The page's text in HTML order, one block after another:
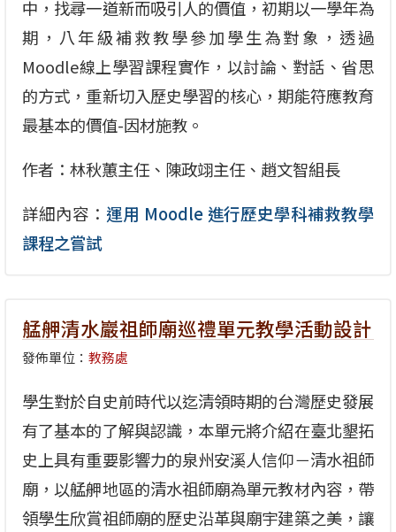
中，找尋一道新而吸引人的價值，初期以一學年為
期，八年級補救教學參加學生為對象，透過
Moodle線上學習課程實作，以討論、對話、省思
的方式，重新切入歷史學習的核心，期能符應教育
最基本的價值-因材施教。
作者：林秋蕙主任、陳政翊主任、趙文智組長
詳細內容： 運用 Moodle 進行歷史學科補救教學
課程之嘗試
艋舺清水巖祖師廟巡禮單元教學活動設計
發佈單位：教務處
學生對於自史前時代以迄清領時期的台灣歷史發展
有了基本的了解與認識，本單元將介紹在臺北墾拓
史上具有重要影響力的泉州安溪人信仰－清水祖師
廟，以艋舺地區的清水祖師廟為單元教材內容，帶
領學生欣賞祖師廟的歷史沿革與廟宇建築之美，讓